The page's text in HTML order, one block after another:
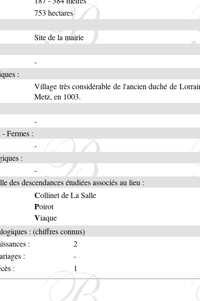
753 hectares
Site de la mairie
-
:
Village très considérable de l'ancien duché de
Metz, en 1003.
-
Fermes :
-
:
-
des descendances étudiées associés au lieu :
Collinet de La Salle
Poirot
Viaque
: (chiffres connus)
:
2
:
-
:
1